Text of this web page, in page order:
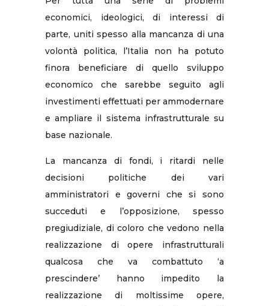
economici, ideologici, di interessi di
parte, uniti spesso alla mancanza di una
volontà politica, l’Italia non ha potuto
finora beneficiare di quello sviluppo
economico che sarebbe seguito agli
investimenti effettuati per ammodernare
e ampliare il sistema infrastrutturale su
base nazionale.
La mancanza di fondi, i ritardi nelle
decisioni politiche dei vari
amministratori e governi che si sono
succeduti e l’opposizione, spesso
pregiudiziale, di coloro che vedono nella
realizzazione di opere infrastrutturali
qualcosa che va combattuto ‘a
prescindere’ hanno impedito la
realizzazione di moltissime opere,